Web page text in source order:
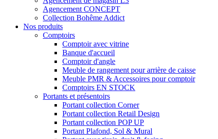
Agencement CONCEPT
Collection Bohême Addict
Nos produits
Comptoirs
Comptoir avec vitrine
Banque d'accueil
Comptoir d'angle
Meuble de rangement pour arrière de caisse
Meuble PMR & Accessoires pour comptoir
Comptoirs EN STOCK
Portants et présentoirs
Portant collection Corner
Portant collection Retail Design
Portant collection POP UP
Portant Plafond, Sol & Mural